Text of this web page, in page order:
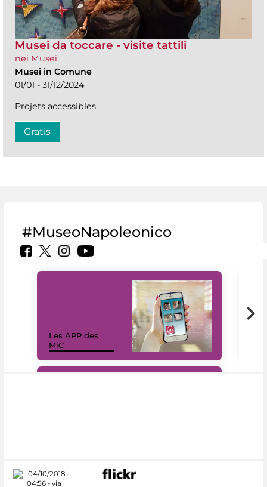
Musei da toccare - visite tattili
nei Musei
Musei in Comune
01/01 - 31/12/2024
Projets accessibles
Gratis
#MuseoNapoleonico
Les APP des
MiC